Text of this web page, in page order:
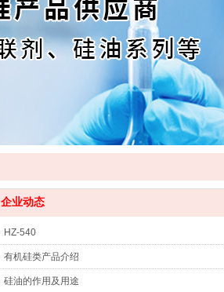
企业动态
HZ-540
有机硅类产品介绍
硅油的作用及用途